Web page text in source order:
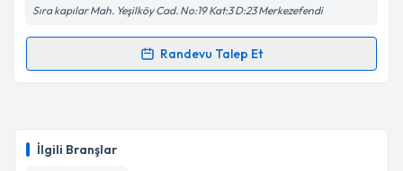
İlgili Branşlar
Takvim Talebini Gönder
Sıra kapılar Mah. Yeşilköy Cad. No:19 Kat:3 D:23 Merkezefendi
Randevu Talep Et
Randevu Takvimi Talebi
takvim hazırlandığında e-posta ile bilgilendireceğiz.